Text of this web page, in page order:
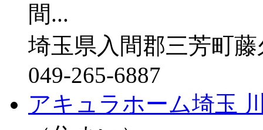
間...
埼玉県入間郡三芳町
049-265-6887
アキュラホーム埼玉